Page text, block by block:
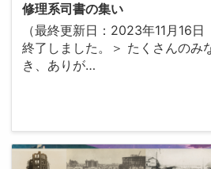
修理系司書の集い
（最終更新日：2023年11月16
終了しました。＞ たくさんのみ
き、ありが…